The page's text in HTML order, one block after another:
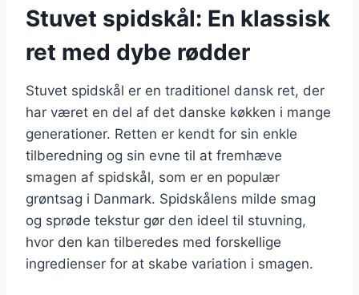
Stuvet spidskål: En klassisk
ret med dybe rødder
Stuvet spidskål er en traditionel dansk ret, der
har været en del af det danske køkken i mange
generationer. Retten er kendt for sin enkle
tilberedning og sin evne til at fremhæve
smagen af spidskål, som er en populær
grøntsag i Danmark. Spidskålens milde smag
og sprøde tekstur gør den ideel til stuvning,
hvor den kan tilberedes med forskellige
ingredienser for at skabe variation i smagen.